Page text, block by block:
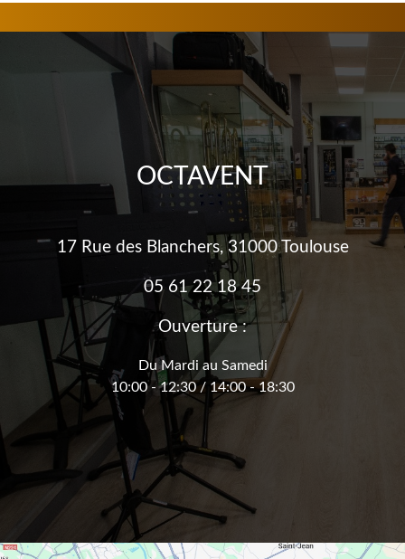
OCTAVENT
17 Rue des Blanchers, 31000 Toulouse
05 61 22 18 45
Ouverture :
Du Mardi au Samedi
10:00 - 12:30 / 14:00 - 18:30